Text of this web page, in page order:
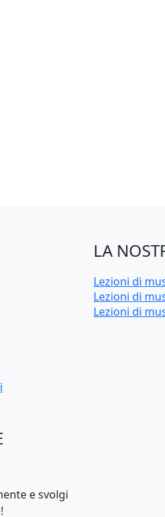
e svolgi
LA
Lezioni di
Lezioni di
Lezioni di